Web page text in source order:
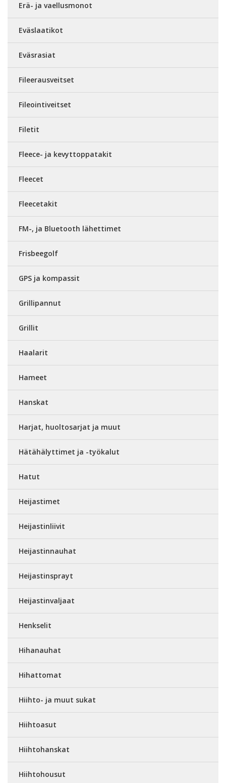
Erä- ja vaellusmonot
Eväslaatikot
Eväsrasiat
Fileerausveitset
Fileointiveitset
Filetit
Fleece- ja kevyttoppatakit
Fleecet
Fleecetakit
FM-, ja Bluetooth lähettimet
Frisbeegolf
GPS ja kompassit
Grillipannut
Grillit
Haalarit
Hameet
Hanskat
Harjat, huoltosarjat ja muut
Hätähälyttimet ja -työkalut
Hatut
Heijastimet
Heijastinliivit
Heijastinnauhat
Heijastinsprayt
Heijastinvaljaat
Henkselit
Hihanauhat
Hihattomat
Hiihto- ja muut sukat
Hiihtoasut
Hiihtohanskat
Hiihtohousut